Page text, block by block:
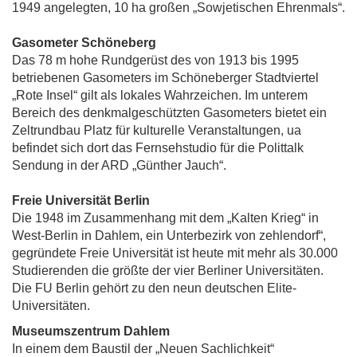
1949 angelegten, 10 ha großen „Sowjetischen Ehrenmals“.
Gasometer Schöneberg
Das 78 m hohe Rundgerüst des von 1913 bis 1995
betriebenen Gasometers im Schöneberger Stadtviertel
„Rote Insel“ gilt als lokales Wahrzeichen. Im unterem
Bereich des denkmalgeschützten Gasometers bietet ein
Zeltrundbau Platz für kulturelle Veranstaltungen, ua
befindet sich dort das Fernsehstudio für die Polittalk
Sendung in der ARD „Günther Jauch“.
Freie Universität Berlin
Die 1948 im Zusammenhang mit dem „Kalten Krieg“ in
West-Berlin in Dahlem, ein Unterbezirk von zehlendorf“,
gegründete Freie Universität ist heute mit mehr als 30.000
Studierenden die größte der vier Berliner Universitäten.
Die FU Berlin gehört zu den neun deutschen Elite-
Universitäten.
Museumszentrum Dahlem
In einem dem Baustil der „Neuen Sachlichkeit“